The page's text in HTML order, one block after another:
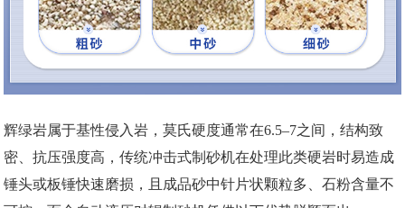
辉绿岩属于基性侵入岩，莫氏硬度通常在6.5–7之间，结构致
密、抗压强度高，传统冲击式制砂机在处理此类硬岩时易造成
锤头或板锤快速磨损，且成品砂中针片状颗粒多、石粉含量不